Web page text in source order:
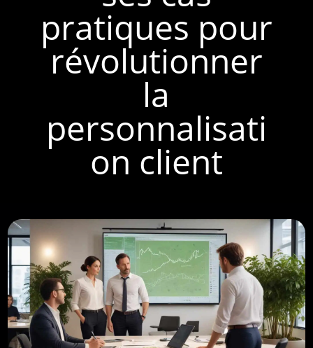
pratiques pour
révolutionner
la
personnalisati
on client